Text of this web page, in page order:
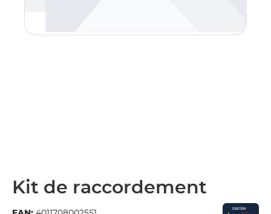
Kit de raccordement